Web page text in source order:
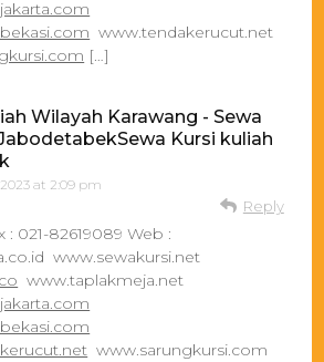
www.tendakerucut.net
[…]
Wilayah Karawang - Sewa
Kursi kuliah
at 2:09 pm
Reply
: 021-82619089 Web :
www.sewakursi.net
www.taplakmeja.net
www.sarungkursi.com